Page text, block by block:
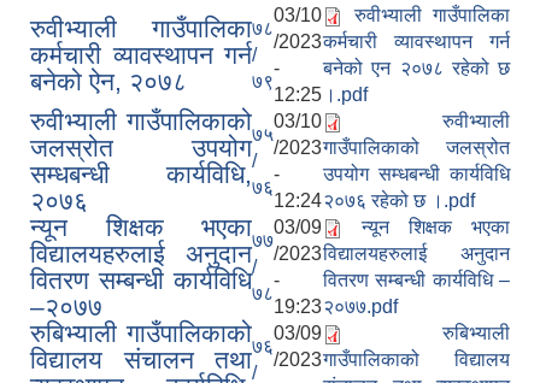
रुवीभ्याली गाउँपालिका
कर्मचारी व्यावस्थापन गर्न
बनेको ऐन, २०७८
७८
/
७९
03/10
/2023
-
12:25
रुवीभ्याली गाउँपालिका
कर्मचारी व्यावस्थापन गर्न
बनेको एन २०७८ रहेको छ
।.pdf
रुवीभ्याली गाउँपालिकाको
जलस्रोत उपयोग
सम्धबन्धी कार्यविधि,
२०७६
७५
/
७६
03/10
/2023
-
12:24
रुवीभ्याली
गाउँपालिकाको जलस्रोत
उपयोग सम्धबन्धी कार्यविधि
२०७६ रहेको छ ।.pdf
न्यून शिक्षक भएका
विद्यालयहरुलाई अनुदान
वितरण सम्बन्धी कार्यविधि
–२०७७
७७
/
७८
03/09
/2023
-
19:23
न्यून शिक्षक भएका
विद्यालयहरुलाई अनुदान
वितरण सम्बन्धी कार्यविधि –
२०७७.pdf
रुबिभ्याली गाउँपालिकाको
विद्यालय संचालन तथा७६
/
03/09
/2023
रुबिभ्याली
गाउँपालिकाको विद्यालय